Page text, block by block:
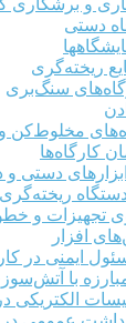
دستی
ریخته‌گری
سنگ‌بری
مخلوط‌کن
کارگاه‌ها
ابزارهای دستی
دستگاه
تجهیزات و
افزار
ایمنی در
با
الکتریکی